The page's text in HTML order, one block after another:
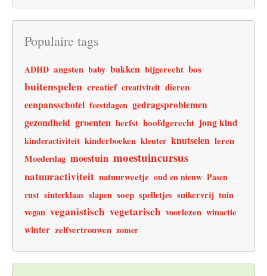
Populaire tags
ADHD angsten baby bakken bijgerecht bos
buitenspelen creatief creativiteit dieren
eenpansschotel feestdagen gedragsproblemen
gezondheid groenten herfst hoofdgerecht jong kind
kinderactiviteit kinderboeken kleuter knutselen leren
Moederdag moestuin moestuincursus
natuuractiviteit natuurweetje oud en nieuw Pasen
rust sinterklaas slapen soep spelletjes suikervrij tuin
vegan veganistisch vegetarisch voorlezen winactie
winter zelfvertrouwen zomer